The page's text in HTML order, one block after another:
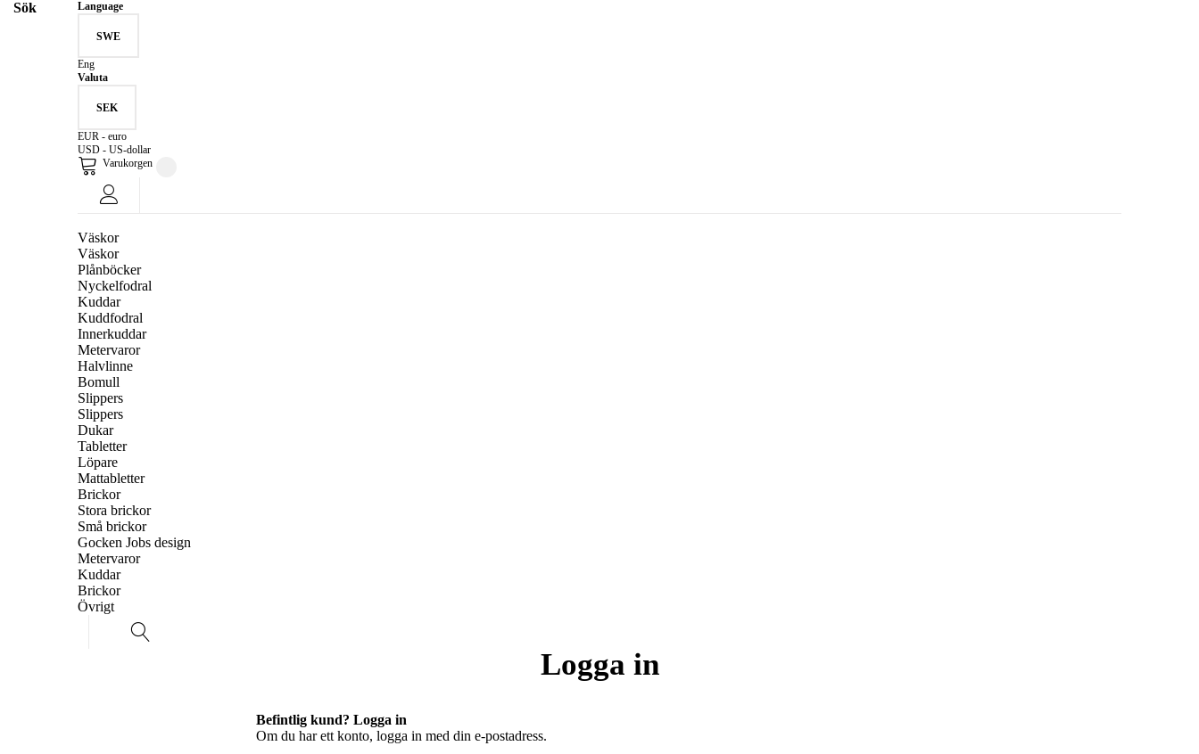
Language
SWE
Eng
Valuta
SEK
EUR - euro
USD - US-dollar
Varukorgen
Väskor
Väskor
Plånböcker
Nyckelfodral
Kuddar
Kuddfodral
Innerkuddar
Metervaror
Halvlinne
Bomull
Slippers
Slippers
Dukar
Tabletter
Löpare
Mattabletter
Brickor
Stora brickor
Små brickor
Gocken Jobs design
Metervaror
Kuddar
Brickor
Övrigt
Sök
Logga in
Befintlig kund? Logga in
Om du har ett konto, logga in med din e-postadress.